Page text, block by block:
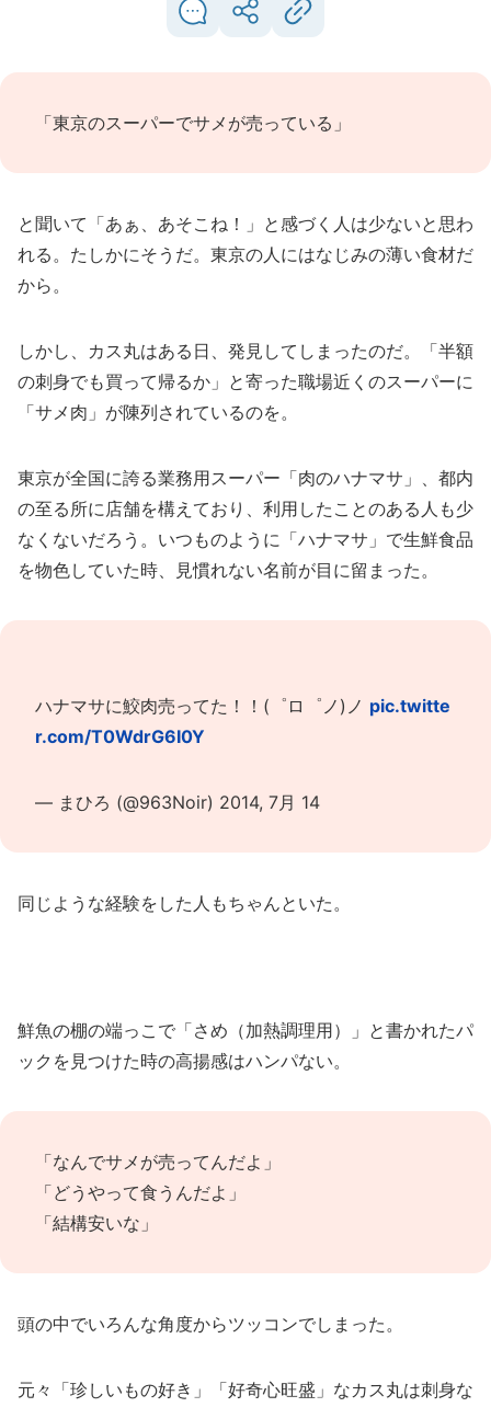
「東京のスーパーでサメが売っている」
と聞いて「あぁ、あそこね！」と感づく人は少ないと思わ
れる。たしかにそうだ。東京の人にはなじみの薄い食材だ
から。
しかし、カス丸はある日、発見してしまったのだ。「半額
の刺身でも買って帰るか」と寄った職場近くのスーパーに
「サメ肉」が陳列されているのを。
東京が全国に誇る業務用スーパー「肉のハナマサ」、都内
の至る所に店舗を構えており、利用したことのある人も少
なくないだろう。いつものように「ハナマサ」で生鮮食品
を物色していた時、見慣れない名前が目に留まった。
ハナマサに鮫肉売ってた！！(゜ロ゜ノ)ノ pic.twitte
r.com/T0WdrG6I0Y
— まひろ (@963Noir) 2014, 7月 14
同じような経験をした人もちゃんといた。
鮮魚の棚の端っこで「さめ（加熱調理用）」と書かれたパ
ックを見つけた時の高揚感はハンパない。
「なんでサメが売ってんだよ」
「どうやって食うんだよ」
「結構安いな」
頭の中でいろんな角度からツッコンでしまった。
元々「珍しいもの好き」「好奇心旺盛」なカス丸は刺身な